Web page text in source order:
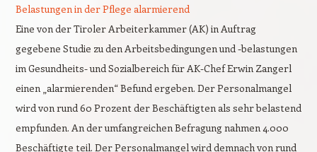
Belastungen in der Pflege alarmierend
Eine von der Tiroler Arbeiterkammer (AK) in Auftrag
gegebene Studie zu den Arbeitsbedingungen und -belastungen
im Gesundheits- und Sozialbereich für AK-Chef Erwin Zangerl
einen „alarmierenden“ Befund ergeben. Der Personalmangel
wird von rund 60 Prozent der Beschäftigten als sehr belastend
empfunden. An der umfangreichen Befragung nahmen 4.000
Beschäftigte teil. Der Personalmangel wird demnach von rund